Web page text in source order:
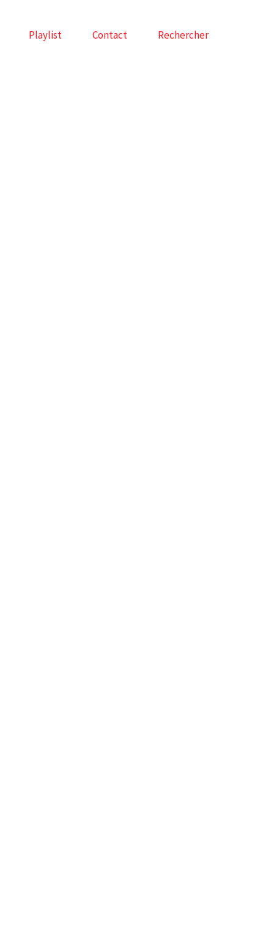
Playlist Contact Rechercher